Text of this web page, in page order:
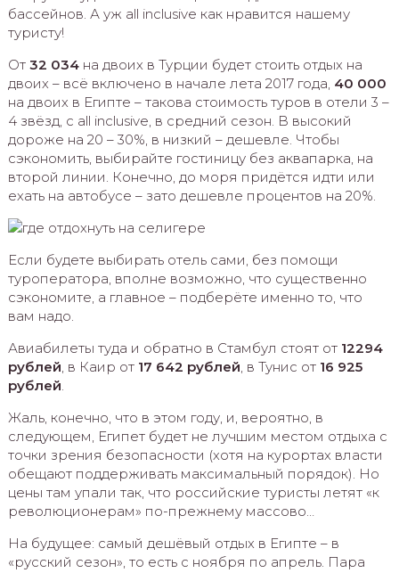
бассейнов. А уж all inclusive как нравится нашему
туристу!
От 32 034на двоих в Турции будет стоить отдых на
двоих – всё включено в начале лета 2017 года, 40 000
на двоих в Египте – такова стоимость туров в отели 3 –
4 звёзд, с all inclusive, в средний сезон. В высокий
дороже на 20 – 30%, в низкий – дешевле. Чтобы
сэкономить, выбирайте гостиницу без аквапарка, на
второй линии. Конечно, до моря придётся идти или
ехать на автобусе – зато дешевле процентов на 20%.
Если будете выбирать отель сами, без помощи
туроператора, вполне возможно, что существенно
сэкономите, а главное – подберёте именно то, что
вам надо.
Авиабилеты туда и обратно в Стамбул стоят от 12294
рублей , в Каир от 17 642 рублей , в Тунис от 16 925
рублей
Жаль, конечно, что в этом году, и, вероятно, в
следующем, Египет будет не лучшим местом отдыха с
точки зрения безопасности (хотя на курортах власти
обещают поддерживать максимальный порядок). Но
цены там упали так, что российские туристы летят «к
революционерам» по-прежнему массово…
На будущее: самый дешёвый отдых в Египте – в
«русский сезон», то есть с ноября по апрель. Пара